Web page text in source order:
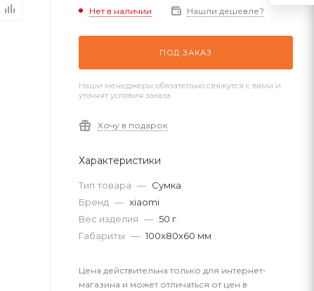
Нет в наличии Нашли дешевле?
ПОД ЗАКАЗ
Наши менеджеры обязательно свяжутся с вами и
уточнят условия заказа
Хочу в подарок
Характеристики
Тип товара — Сумка
Бренд — xiaomi
Вес изделия — 50 г
Габариты — 100x80x60 мм
Цена действительна только для интернет-
магазина и может отличаться от цен в